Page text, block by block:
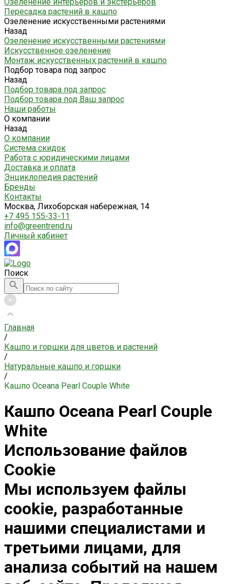
Пересадка растений в кашпо
Озеленение искусственными растениями
Назад
Озеленение искусственными растениями
Искусственное озеленение
Монтаж искусственных растений в кашпо
Подбор товара под запрос
Назад
Подбор товара под запрос
Подбор товара под Ваш запрос
Наши работы
О компании
Назад
О компании
Система скидок
Работа с юридическими лицами
Доставка и оплата
Энциклопедия растений
Бренды
Контакты
Москва, Лихоборская набережная, 14
+7 495 155-33-11
info@greentrend.ru
Личный кабинет
Поиск
Главная
/
Кашпо и горшки для цветов и растений
/
Натуральные кашпо и горшки
/
Кашпо Oceana Pearl Couple White
Кашпо Oceana Pearl Couple
White
Использование файлов
Cookie
Мы используем файлы
cookie, разработанные
нашими специалистами и
третьими лицами, для
анализа событий на нашем